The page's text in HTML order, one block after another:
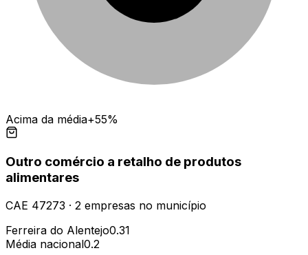
Acima da média+55%
Outro comércio a retalho de produtos
alimentares
CAE 47273 · 2 empresas no município
Ferreira do Alentejo0.31
Média nacional0.2